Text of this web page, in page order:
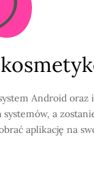
Android oraz
a
aplikację na